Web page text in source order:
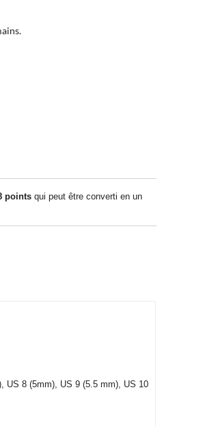
pointsqui peut être converti en un
US 8 (5mm), US 9 (5.5 mm), US 10